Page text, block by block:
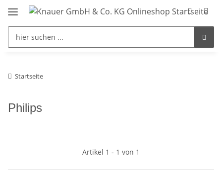
Startseite
Philips
Artikel 1 - 1 von 1